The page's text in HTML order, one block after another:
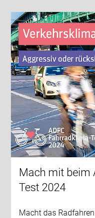
Mach mit beim
Test 2024
Macht das